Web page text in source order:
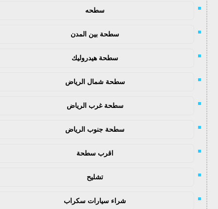
سطحه
سطحة بين المدن
سطحة هيدروليك
سطحة شمال الرياض
سطحة غرب الرياض
سطحة جنوب الرياض
اقرب سطحة
تشليح
شراء سيارات سكراب